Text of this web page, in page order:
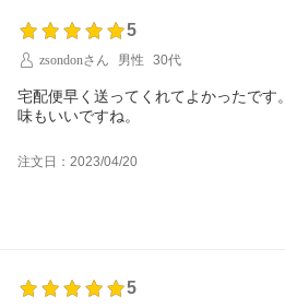
5
zsondonさん
男性 30代
宅配便早く送ってくれてよかったです。
味もいいですね。
注文日：2023/04/20
5